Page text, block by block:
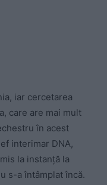
iar cercetarea
care are mai mult
în acest
interimar DNA,
la instanță la
s-a întâmplat încă.